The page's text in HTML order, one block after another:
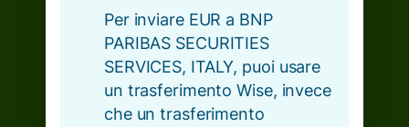
Per inviare EUR a BNP
PARIBAS SECURITIES
SERVICES, ITALY, puoi usare
un trasferimento Wise, invece
che un trasferimento